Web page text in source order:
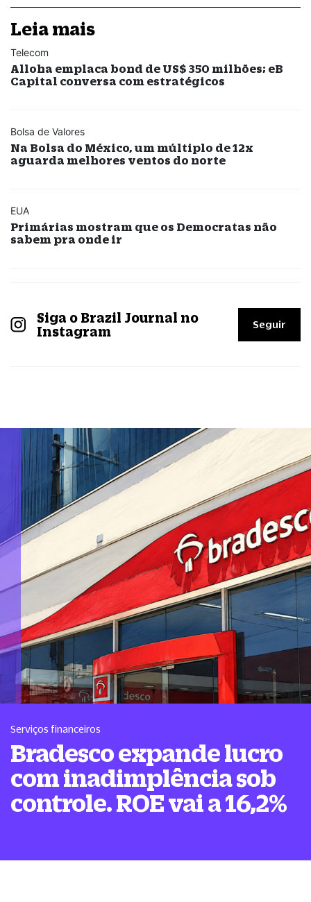
Leia mais
Telecom
Alloha emplaca bond de US$ 350 milhões; eB
Capital conversa com estratégicos
Bolsa de Valores
Na Bolsa do México, um múltiplo de 12x
aguarda melhores ventos do norte
EUA
Primárias mostram que os Democratas não
sabem pra onde ir
Siga o Brazil Journal no
Instagram
Seguir
Serviços financeiros
Bradesco expande lucro
com inadimplência sob
controle. ROE vai a 16,2%